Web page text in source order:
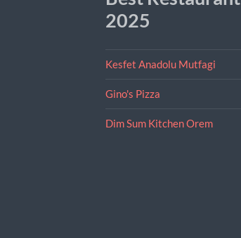
2025
Kesfet Anadolu Mutfagi
Gino's Pizza
Dim Sum Kitchen Orem